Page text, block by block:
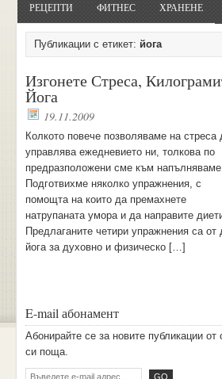
РЕЦЕПТИ ФИТНЕС ХРАНЕНЕ
Публикации с етикет: йога
Изгонете Стреса,
Йога
19.11.2009
Колкото повече позволяваме на стреса
управлява ежедневието ни, толкова по
предразположени сме към
Подготвихме няколко упражнения, с
помощта на които да премахнете
натрупаната умора и да направите
Предлаганите четири упражнения са от
йога за духовно и физическо […]
E-mail абонамент
Aбoниpaйтe ce зa нoвитe пyбликaции oт
cи пoщa.